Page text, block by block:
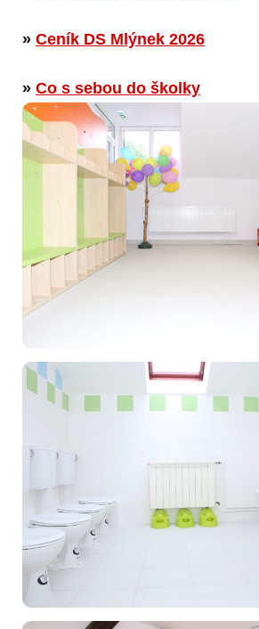
» Ceník DS Mlýnek 2026
» Co s sebou do školky